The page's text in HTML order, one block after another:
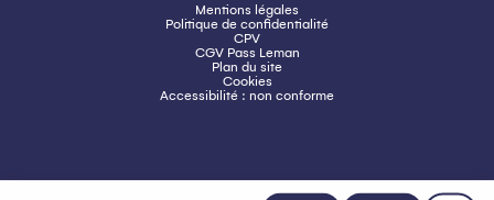
Mentions légales
Politique de confidentialité
CPV
CGV Pass Leman
Plan du site
Cookies
Accessibilité : non conforme